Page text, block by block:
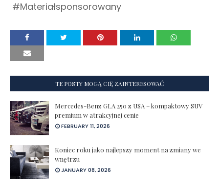
#Materiałsponsorowany
TE POSTY MOGĄ CIĘ ZAINTERESOWAĆ
Mercedes-Benz GLA 250 z USA – kompaktowy SUV
premium w atrakcyjnej cenie
FEBRUARY 11, 2026
Koniec roku jako najlepszy moment na zmiany we
wnętrzu
JANUARY 08, 2026